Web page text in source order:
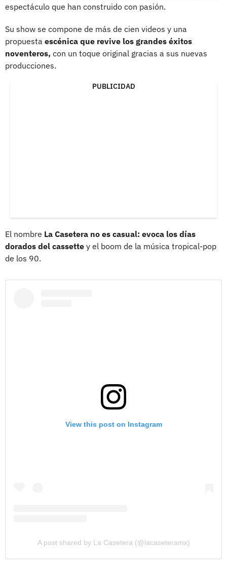
espectáculo que han construido con pasión.
Su show se compone de más de cien videos y una
propuesta escénica que revive los grandes éxitos
noventeros, con un toque original gracias a sus nuevas
producciones.
PUBLICIDAD
El nombre La Casetera no es casual: evoca los días
dorados del cassette y el boom de la música tropical-pop
de los 90.
View this post on Instagram
A post shared by La Casetera (@lacaseteramx)